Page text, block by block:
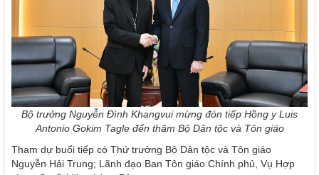
Bộ trưởng Nguyễn Đình Khangvui mừng đón tiếp Hồng y Luis
Antonio Gokim Tagle đến thăm Bộ Dân tộc và Tôn giáo
Tham dự buổi tiếp có Thứ trưởng Bộ Dân tộc và Tôn giáo
Nguyễn Hải Trung; Lãnh đạo Ban Tôn giáo Chính phủ, Vụ Hợp